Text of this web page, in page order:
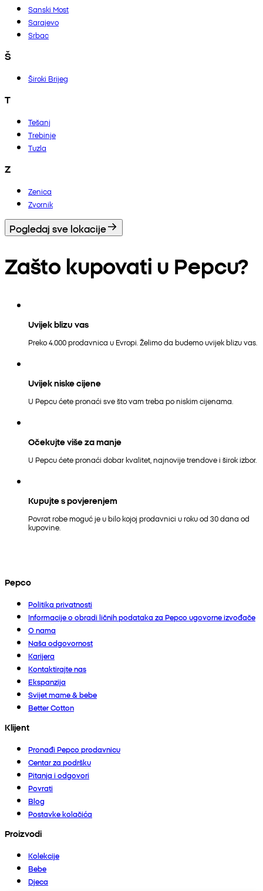
Sanski Most
Sarajevo
Srbac
Š
Široki Brijeg
T
Tešanj
Trebinje
Tuzla
Z
Zenica
Zvornik
Pogledaj sve lokacije
Zašto kupovati u Pepcu?
Uvijek blizu vas
Preko 4.000 prodavnica u Evropi. Želimo da budemo uvijek blizu vas.
Uvijek niske cijene
U Pepcu ćete pronaći sve što vam treba po niskim cijenama.
Očekujte više za manje
U Pepcu ćete pronaći dobar kvalitet, najnovije trendove i širok izbor.
Kupujte s povjerenjem
Povrat robe moguć je u bilo kojoj prodavnici u roku od 30 dana od
kupovine.
Pepco
Politika privatnosti
Informacije o obradi ličnih podataka za Pepco ugovorne izvođače
O nama
Naša odgovornost
Karijera
Kontaktirajte nas
Ekspanzija
Svijet mame & bebe
Better Cotton
Klijent
Pronađi Pepco prodavnicu
Centar za podršku
Pitanja i odgovori
Povrati
Blog
Postavke kolačića
Proizvodi
Kolekcije
Bebe
Djeca